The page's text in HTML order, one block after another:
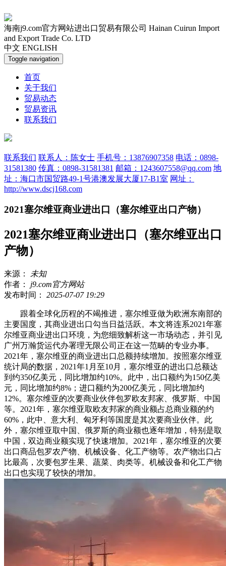
海南j9.com官方网站进出口贸易有限公司 Hainan Cuirun Import
and Export Trade Co. LTD
中文 ENGLISH
Toggle navigation
首页
关于我们
贸易动态
贸易资讯
联系我们
联系我们 联系人：陈女士 手机号：13876907358 电话：0898-
31581380 传真：0898-31581381 邮箱：1243607558@qq.com 地
址：海口市国贸路49-1号港澳发展大厦17-B1室 网址：
http://www.dscj168.com
2021塞尔维亚商业进出口（塞尔维亚出口产物）
2021塞尔维亚商业进出口（塞尔维亚出口
产物）
来源：
未知
作者： j9.com官方网站
发布时间： 2025-07-07 19:29
跟着全球化历程的不竭推进，塞尔维亚做为欧洲东南部的
主要国度，其商业进出口勾当日益活跃。本文将连系2021年塞
尔维亚商业进出口环境，为您细致解析这一市场动态，并引见
广州万瀚货运代办署理无限公司正在这一范畴的专业办事。
2021年，塞尔维亚的商业进出口总额持续增加。按照塞尔维亚
统计局的数据，2021年1月至10月，塞尔维亚的进出口总额达
到约350亿美元，同比增加约10%。此中，出口额约为150亿美
元，同比增加约8%；进口额约为200亿美元，同比增加约
12%。塞尔维亚的次要商业伙伴包罗欧友邦家、俄罗斯、中国
等。2021年，塞尔维亚取欧友邦家的商业额占总商业额的约
60%，此中、意大利、匈牙利等国度是其次要商业伙伴。此
外，塞尔维亚取中国、俄罗斯的商业额也逐年增加，特别是取
中国，双边商业额实现了快速增加。2021年，塞尔维亚的次要
出口商品包罗农产物、机械设备、化工产物等。农产物出口占
比最高，次要包罗生果、蔬菜、肉类等。机械设备和化工产物
出口也实现了较快的增加。